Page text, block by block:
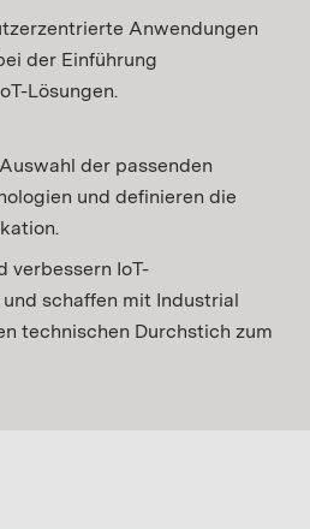
Anwendungen
der Einführung
Lösungen.
der passenden
und definieren die
verbessern IoT-
schaffen mit Industrial
technischen Durchstich zum